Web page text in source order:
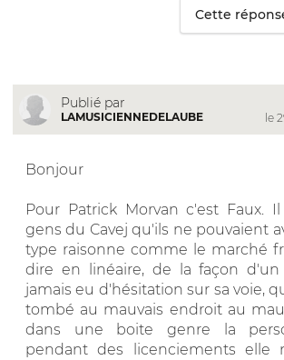
Cette
Publié par
LAMUSICIENNEDELAUBE
le
Bonjour
Pour Patrick Morvan c'est Faux.
gens du Cavej qu'ils ne pouvaient
type raisonne comme le marché
dire en linéaire, de la façon
jamais eu d'hésitation sur sa voie,
tombé au mauvais endroit au
dans une boite genre la
pendant des licenciements elle